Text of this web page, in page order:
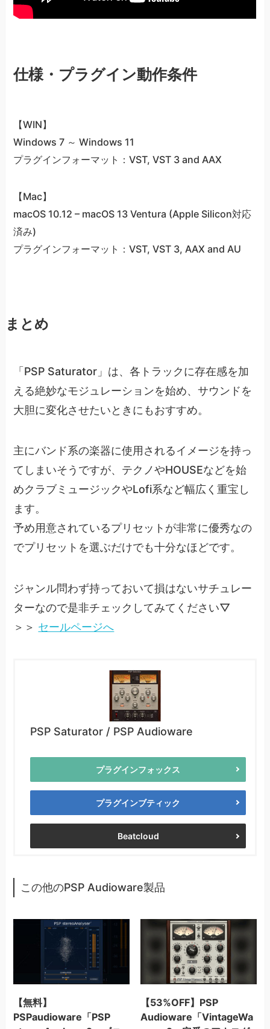
仕様・プラグイン動作条件
【WIN】
Windows 7 ～ Windows 11
プラグインフォーマット：VST, VST 3 and AAX
【Mac】
macOS 10.12 – macOS 13 Ventura (Apple Silicon対応
済み)
プラグインフォーマット：VST, VST 3, AAX and AU
まとめ
「PSP Saturator」は、各トラックに存在感を加
える絶妙なモジュレーションを始め、サウンドを
大胆に変化させたいときにもおすすめ。
主にバンド系の楽器に使用されるイメージを持っ
てしまいそうですが、テクノやHOUSEなどを始
めクラブミュージックやLofi系など幅広く重宝し
ます。
予め用意されているプリセットが非常に優秀なの
でプリセットを選ぶだけでも十分なほどです。
ジャンル問わず持っておいて損はないサチュレー
ターなので是非チェックしてみてください▽
＞＞ セールページへ
PSP Saturator / PSP Audioware
プラグインフォックス
プラグインブティック
Beatcloud
この他のPSP Audioware製品
【無料】
PSPaudioware「PSP
【53%OFF】PSP
Audioware「VintageWa